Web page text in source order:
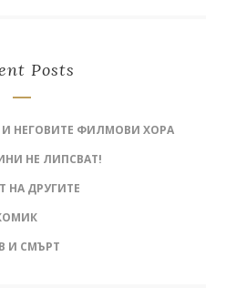
Posts
И НЕГОВИТЕ ФИЛМОВИ ХОРА
НЕ ЛИПСВАТ!
НА ДРУГИТЕ
И СМЪРТ